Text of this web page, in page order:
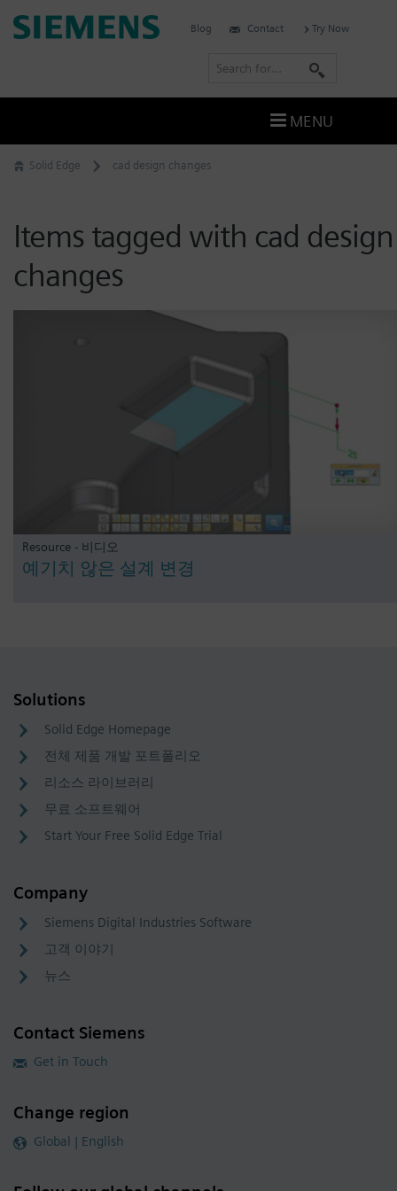
Skip
to
Solid Edge cad design changes
Items tagged with cad design
changes
Resource - 비디오
예기치 않은 설계 변경
Solutions
Solid Edge Homepage
전체 제품 개발 포트폴리오
리소스 라이브러리
무료 소프트웨어
Start Your Free Solid Edge Trial
Company
Siemens Digital Industries Software
고객 이야기
뉴스
Contact Siemens
Get in Touch
Change region
Global | English
Siemens
Blog Contact Try Now
r
c
MENU